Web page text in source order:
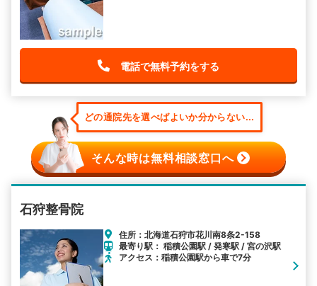
電話で無料予約をする
どの通院先を選べばよいか分からない...
そんな時は無料相談窓口へ
石狩整骨院
住所：北海道石狩市花川南8条2-158
最寄り駅： 稲積公園駅 / 発寒駅 / 宮の沢駅
アクセス：稲積公園駅から車で7分